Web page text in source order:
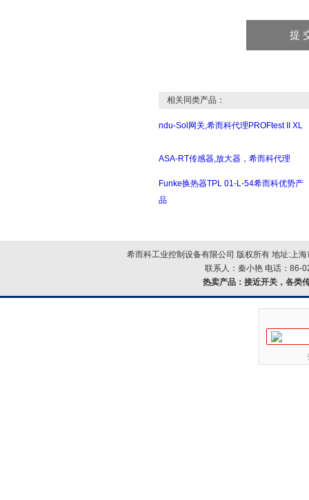
相关同类产品：
ndu-Sol网关,希而科代理PROFtest II XL
ASA-RT传感器,放大器，希而科代理
Funke换热器TPL 01-L-54希而科优势产
品
希而科工业控制设备有限公司 版权所有 地址:上
联系人：秦小艳 电话：86-
热卖产品： 接近开关，各类